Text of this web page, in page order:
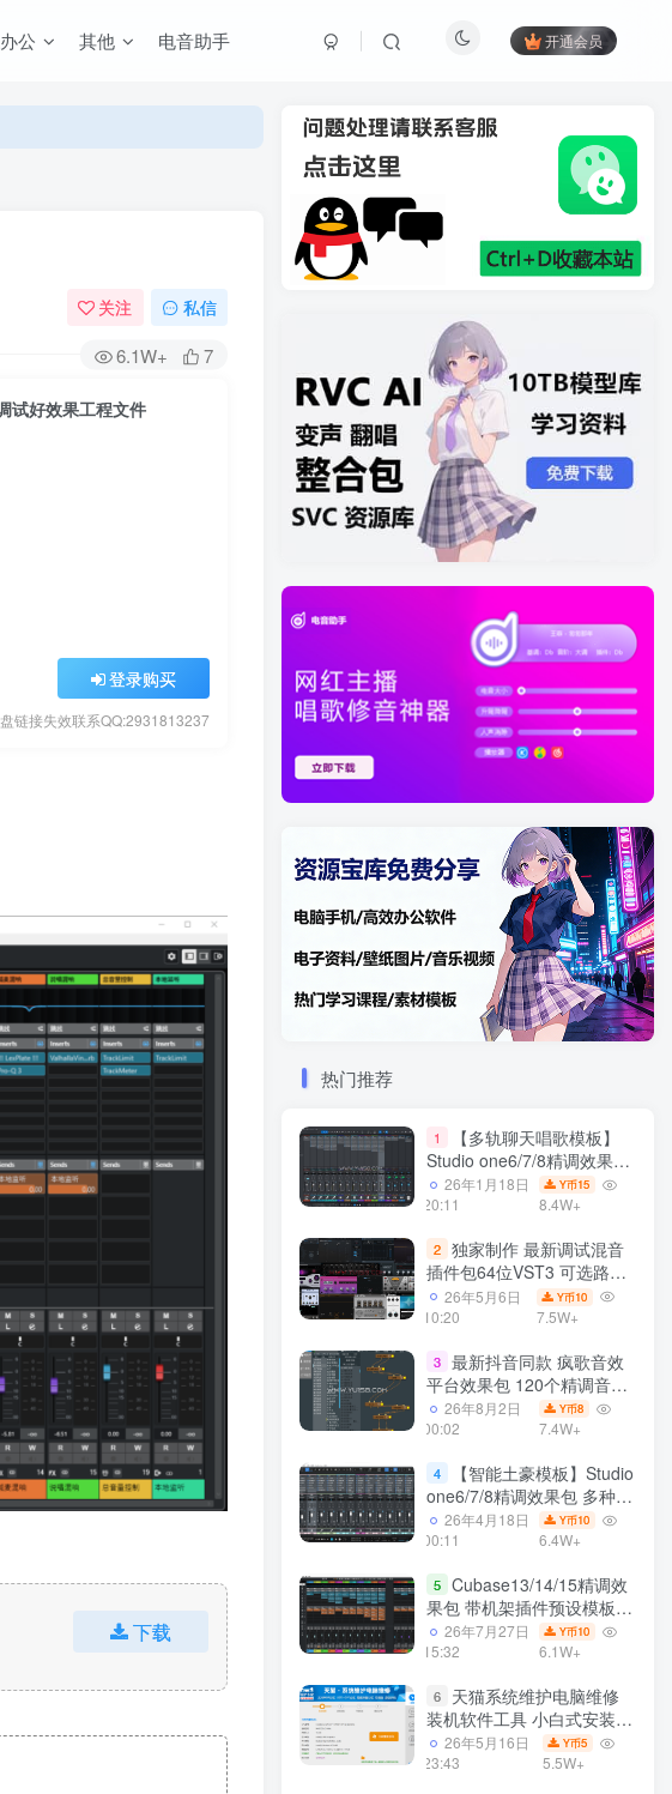
公 其他 电音助手 开通会员
关注 私信
6.1W+ 7
试好效果工程文件
登录购买
链接失效联系QQ:2931813237
下载
热门推荐
1
【多轨聊天唱歌模板】
Studio one6/7/8精调效果包
多种效果模式 声卡调试好直
播预设模板
26年1月18日
20:11
Y币15
8.4W+
2 独家制作 最新调试混音
插件包64位VST3 可选路径
一键安装550个效果器合集
v3.0 WiN 支持定制
26年5月6日
10:20
Y币10
7.5W+
3 最新抖音同款 疯歌音效
平台效果包 120个精调音效
包+软件自带170个音效
+600个插件 带安装教程全
26年8月2日
00:02
Y币8
7.4W+
4
【智能土豪模板】Studio
one6/7/8精调效果包 多种效
果模式可选 声卡调试好预设
带插件全套文件
26年4月18日
00:11
Y币10
6.4W+
5 Cubase13/14/15精调效
果包 带机架插件预设模板
声卡调试好效果工程文件
26年7月27日
15:32
Y币10
6.1W+
6
天猫系统维护电脑维修
装机软件工具 小白式安装
完全一键安装系统 电脑系统
装机软件 一键重装系统
26年5月16日
23:43
Y币5
5.5W+